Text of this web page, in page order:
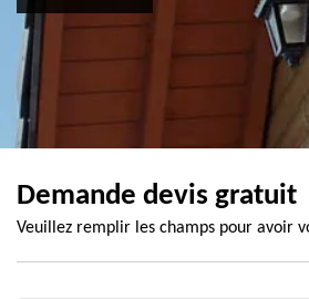
Demande devis gratuit
Veuillez remplir les champs pour avoir